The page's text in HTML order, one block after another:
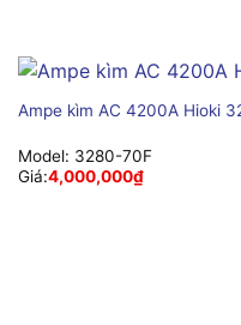
Ampe kìm AC 4200A Hioki
Model: 3280-70F
Giá:4,000,000₫